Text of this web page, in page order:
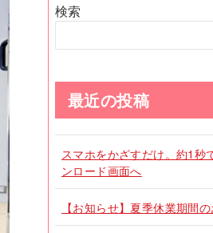
検索
最近の投稿
スマホをかざすだけ。約1秒
ンロード画面へ
【お知らせ】夏季休業期間